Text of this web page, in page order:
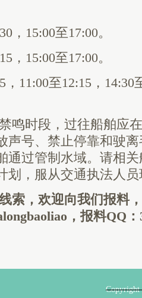
，15:00至17:00。
，15:00至17:00。
，11:00至12:15，14:30
鸣时段，过往船舶应
声号、禁止停靠和驶
通过管制水域。请相
划，服从交通执法人
索，欢迎向我们报料
，报料QQ：